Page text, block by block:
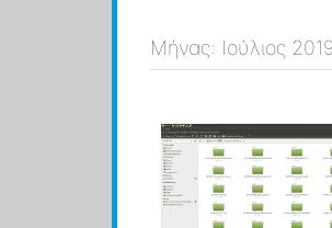
Μήνας: Ιούλιος 2019